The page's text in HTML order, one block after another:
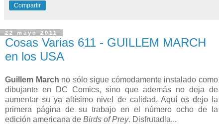
Compartir
22 mayo 2011
Cosas Varias 611 - GUILLEM MARCH
en los USA
Guillem March no sólo sigue cómodamente instalado como
dibujante en DC Comics, sino que además no deja de
aumentar su ya altísimo nivel de calidad. Aquí os dejo la
primera página de su trabajo en el número ocho de la
edición americana de Birds of Prey. Disfrutadla...